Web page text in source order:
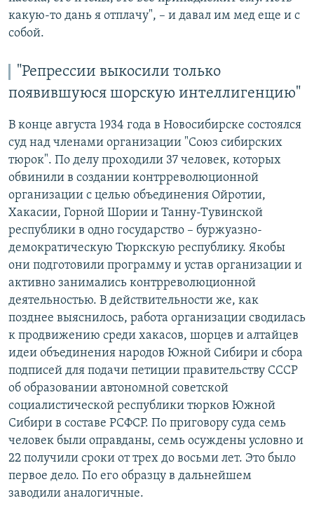
какую-то дань я отплачу", – и давал им мед еще и с
собой.
"Репрессии выкосили только
появившуюся шорскую интеллигенцию"
В конце августа 1934 года в Новосибирске состоялся
суд над членами организации "Союз сибирских
тюрок". По делу проходили 37 человек, которых
обвинили в создании контрреволюционной
организации с целью объединения Ойротии,
Хакасии, Горной Шории и Танну-Тувинской
республики в одно государство – буржуазно-
демократическую Тюркскую республику. Якобы
они подготовили программу и устав организации и
активно занимались контрреволюционной
деятельностью. В действительности же, как
позднее выяснилось, работа организации сводилась
к продвижению среди хакасов, шорцев и алтайцев
идеи объединения народов Южной Сибири и сбора
подписей для подачи петиции правительству СССР
об образовании автономной советской
социалистической республики тюрков Южной
Сибири в составе РСФСР. По приговору суда семь
человек были оправданы, семь осуждены условно и
22 получили сроки от трех до восьми лет. Это было
первое дело. По его образцу в дальнейшем
заводили аналогичные.